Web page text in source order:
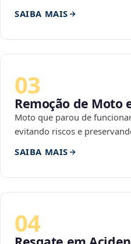
SAIBA MAIS
03
Remoção de Moto
Moto que parou de
evitando riscos e
SAIBA MAIS
04